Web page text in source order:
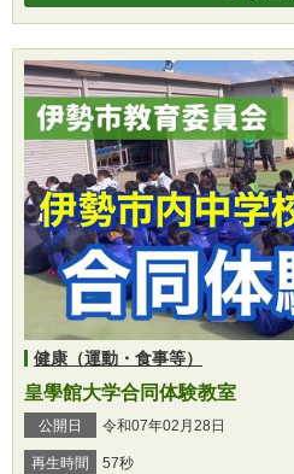
健康（運動・食事等）
皇學館大学合同体験教室
公開日 令和07年02月28日
再生時間 57秒